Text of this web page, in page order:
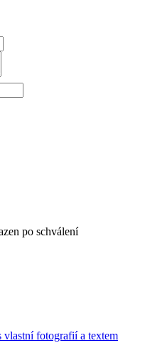
po schválení